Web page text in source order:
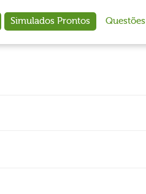
Simulados Prontos Questões